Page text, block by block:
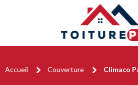
Accueil Couverture Climaco